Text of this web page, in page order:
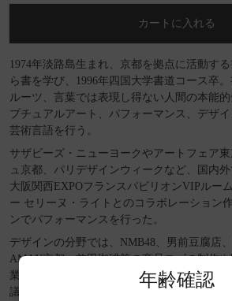
年齢確認
カートに入れる
1974年淡路島生まれ、京都を拠点に活動す
ら書を学び、1996年四国大学書道コース卒
ルーツ、言葉では表現し得ない人間の本能
プチュアルアート、パフォーマンス、デザ
芸術言語を行う。
サザビーズ・ニューヨークやアートフェア
ュ京都、パリデザインウィークなど、国内
大阪関西EXPOフランスパビリオンVIPルー
ー セリーヌ・ライトとのコラボレーション
ンでパフォーマンスを行った。
デザインの分野では、NMB48、男前豆腐店
AMAN京都、前田珈琲等の商品ロゴの制作
業株式会社全グループによるミーティング
議であるUFI TOKYOにてオープニングアク